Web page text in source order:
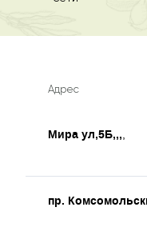
Адрес
Мира ул,5Б,,,,
пр.